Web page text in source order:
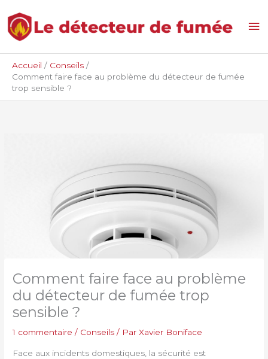
au
contenu
Accueil
Conseils
Comment faire face au problème du détecteur de fumée
trop sensible ?
Comment faire face au problème
du détecteur de fumée trop
sensible ?
1 commentaire / Conseils / ParXavier Boniface
Face aux incidents domestiques, la sécurité est